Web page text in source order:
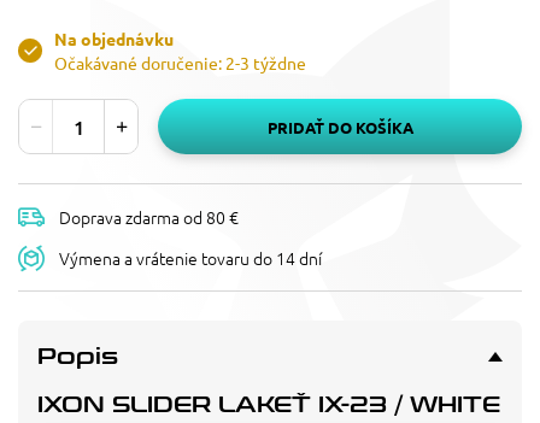
Na objednávku
Očakávané doručenie: 2-3 týždne
PRIDAŤ DO KOŠÍKA
Doprava zdarma od 80 €
Výmena a vrátenie tovaru do 14 dní
Popis
IXON SLIDER LAKEŤ IX-23 / WHITE